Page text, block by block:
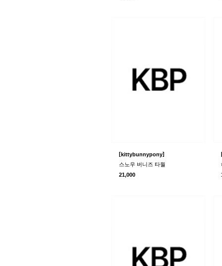
[kittybunnypony]
스노우 버니즈 타월
21,000